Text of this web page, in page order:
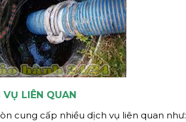
LIÊN QUAN
cung cấp nhiều dịch vụ liên quan như: